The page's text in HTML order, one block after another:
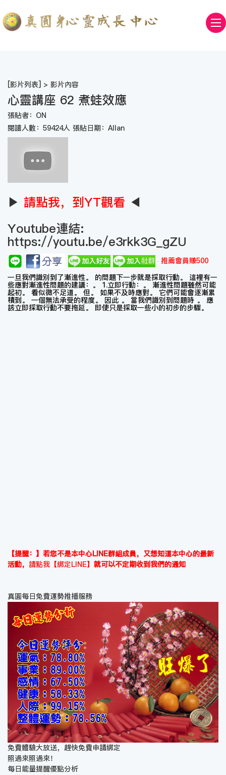
[影片列表] > 影片內容
心靈講座 62 煮蛙效應
張貼者：ON
閱讀人數：59424人 張貼日期：Allan
▶ 請點我，到YT觀看 ◀
Youtube連結:
https://youtu.be/e3rkk3G_gZU
推薦會員賺500
一旦我們識別到了漸進性。 的問題下一步就是採取行動。 這裡有一
些應對漸進性問題的建議：。 1.立即行動：。 漸進性問題雖然可能
起初。 看似微不足道。 但。 如果不及時應對。 它們可能會逐漸累
積到。 一個無法承受的程度。 因此 。 當我們識別到問題時 。 應
該立即採取行動不要拖延。 即使只是採取一些小的初步的步驟。
【提醒：】若您不是本中心LINE群組成員，又想知道本中心的最新
活動， 請點我【綁定LINE】 就可以不定期收到我們的通知
真圓每日免費運勢推播服務
免費體驗大放送，趕快免費申請綁定
照過來照過來！
每日能量提醒優點分析